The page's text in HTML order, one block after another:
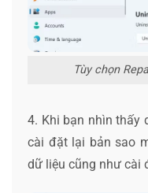
Tùy chọn
4. Khi bạn nhìn thấy
cài đặt lại bản sao
dữ liệu cũng như cài